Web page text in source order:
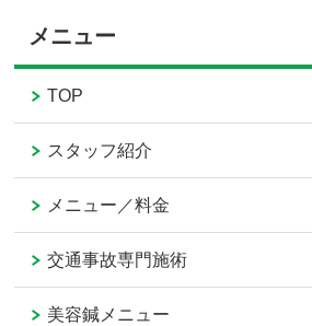
メニュー
TOP
スタッフ紹介
メニュー／料金
交通事故専門施術
美容鍼メニュー